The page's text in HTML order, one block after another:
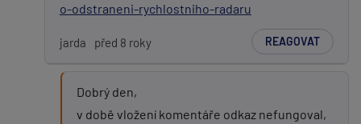
o-odstraneni-rychlostniho-radaru
jarda před 8 roky REAGOVAT
Dobrý den,
v době vložení komentáře odkaz nefungoval,